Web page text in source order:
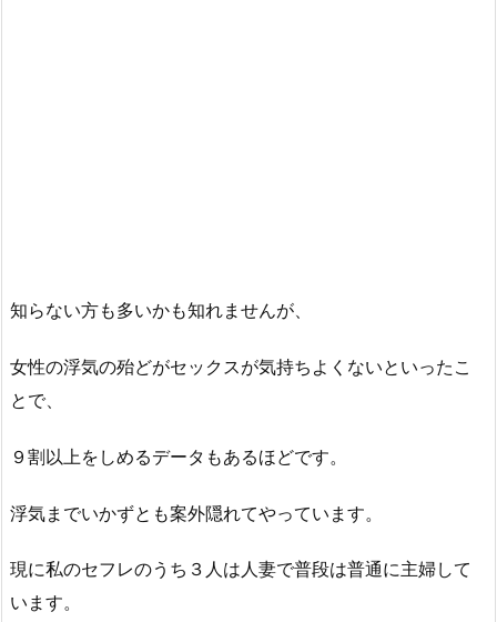
知らない方も多いかも知れませんが、
女性の浮気の殆どがセックスが気持ちよくないといったこ
とで、
９割以上をしめるデータもあるほどです。
浮気までいかずとも案外隠れてやっています。
現に私のセフレのうち３人は人妻で普段は普通に主婦して
います。